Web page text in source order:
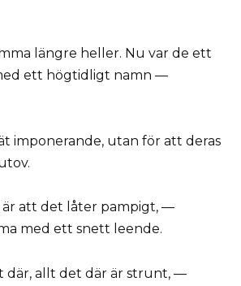
längre heller. Nu var de ett
ett högtidligt namn —
imponerande, utan för att deras
att det låter pampigt, —
med ett snett leende.
där, allt det där är strunt, —